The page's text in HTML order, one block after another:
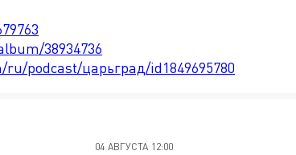
38934736
podcast/царьград/id1849695780
04 АВГУСТА 12:00